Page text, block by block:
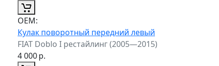
ОЕМ:
Кулак поворотный передний левый
FIAT Doblo I рестайлинг (2005—2015)
4 000р.